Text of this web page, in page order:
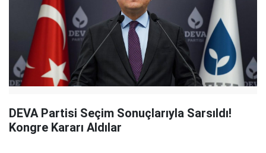
DEVA Partisi Seçim Sonuçlarıyla Sarsıldı!
Kongre Kararı Aldılar